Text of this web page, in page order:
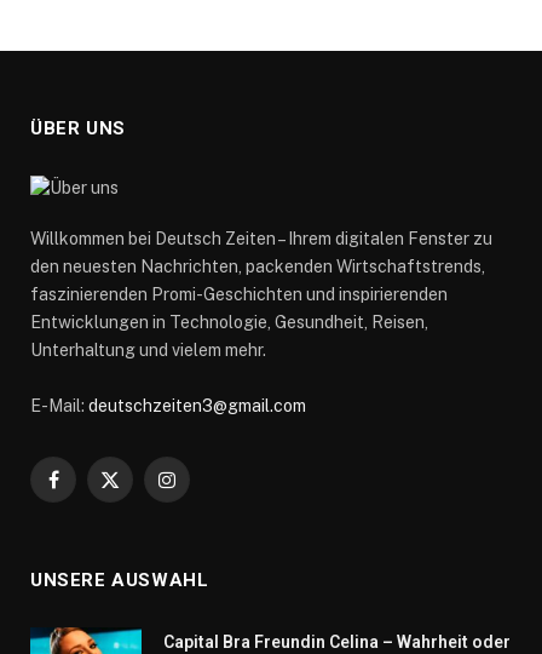
ÜBER UNS
Willkommen bei Deutsch Zeiten – Ihrem digitalen Fenster zu
den neuesten Nachrichten, packenden Wirtschaftstrends,
faszinierenden Promi-Geschichten und inspirierenden
Entwicklungen in Technologie, Gesundheit, Reisen,
Unterhaltung und vielem mehr.
E-Mail: deutschzeiten3@gmail.com
Facebook
X
Instagram
UNSERE AUSWAHL
Capital Bra Freundin Celina – Wahrheit oder